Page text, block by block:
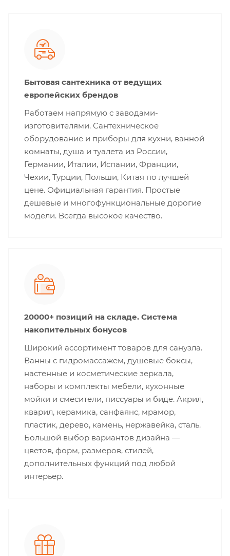
Бытовая сантехника от ведущих
европейских брендов
Работаем напрямую с заводами-
изготовителями. Сантехническое
оборудование и приборы для кухни, ванной
комнаты, душа и туалета из России,
Германии, Италии, Испании, Франции,
Чехии, Турции, Польши, Китая по лучшей
цене. Официальная гарантия. Простые
дешевые и многофункциональные дорогие
модели. Всегда высокое качество.
20000+ позиций на складе. Система
накопительных бонусов
Широкий ассортимент товаров для санузла.
Ванны с гидромассажем, душевые боксы,
настенные и косметические зеркала,
наборы и комплекты мебели, кухонные
мойки и смесители, писсуары и биде. Акрил,
кварил, керамика, санфаянс, мрамор,
пластик, дерево, камень, нержавейка, сталь.
Большой выбор вариантов дизайна —
цветов, форм, размеров, стилей,
дополнительных функций под любой
интерьер.